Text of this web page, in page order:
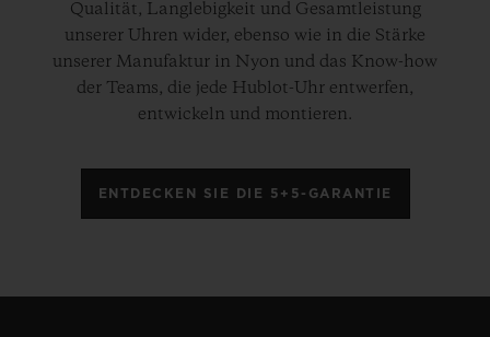
Qualität, Langlebigkeit und Gesamtleistung
unserer Uhren wider, ebenso wie in die Stärke
unserer Manufaktur in Nyon und das Know-how
der Teams, die jede Hublot-Uhr entwerfen,
entwickeln und montieren.
ENTDECKEN SIE DIE 5+5-GARANTIE